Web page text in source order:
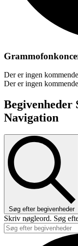
Der er ingen
Der er ingen
Begivenheder
Navigation
Søg efter begivenheder
Skriv nøgleord. Søg